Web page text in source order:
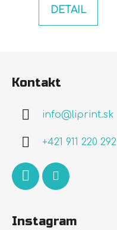
DETAIL
Kontakt
info@liprint.sk
+421 911 220 292
Instagram